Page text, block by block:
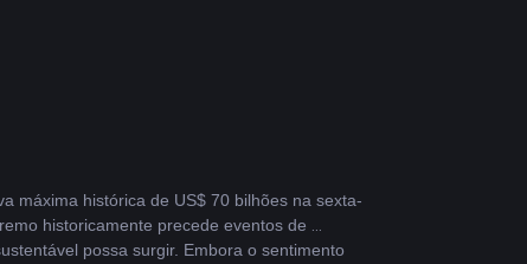
máxima histórica de US$ 70 bilhões na sexta-
historicamente precede eventos de
possa surgir. Embora o sentimento